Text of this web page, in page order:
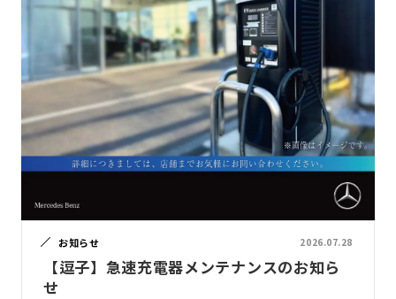
お知らせ 2026.07.28
【逗子】急速充電器メンテナンスのお知ら
せ